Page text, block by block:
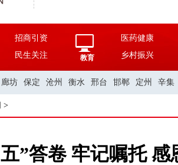
招商引资
民生关注 教育
医药健康
乡村振兴
廊坊 保定 沧州 衡水 邢台 邯郸 定州 辛集
>
”答卷 牢记嘱托